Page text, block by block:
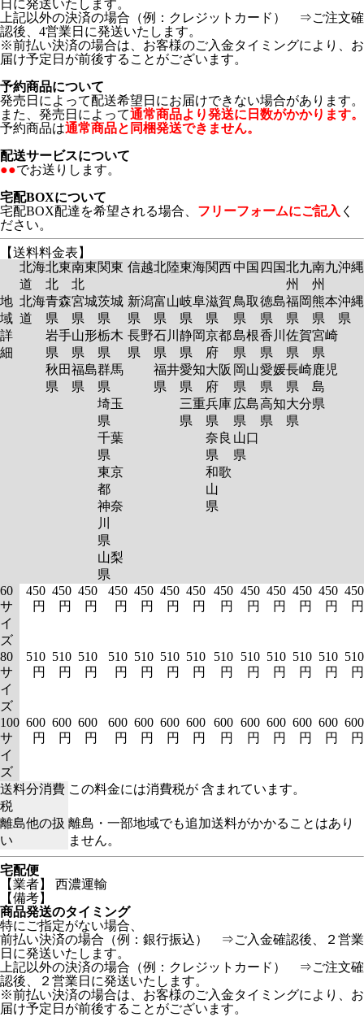
日に発送いたします。
上記以外の決済の場合（例：クレジットカード） ⇒ご注文確
認後、4営業日に発送いたします。
※前払い決済の場合は、お客様のご入金タイミングにより、お
届け予定日が前後することがございます。
予約商品について
発売日によって配送希望日にお届けできない場合があります。
また、発売日によって通常商品より発送に日数がかかります。
予約商品は通常商品と同梱発送できません。
配送サービスについて
●●でお送りします。
宅配BOXについて
宅配BOX配達を希望される場合、 フリーフォームにご記入 く
ださい。
【送料料金表】
北海
道
北東
北
南東
北
関東 信越北陸東海関西中国 四国北九
州
南九
州
沖縄
地
域
詳
細
北海
道
青森
県
岩手
県
秋田
県
宮城
県
山形
県
福島
県
茨城
県
栃木
県
群馬
県
埼玉
県
千葉
県
東京
都
神奈
川
県
山梨
県
新潟
県
長野
県
富山
県
石川
県
福井
県
岐阜
県
静岡
県
愛知
県
三重
県
滋賀
県
京都
府
大阪
府
兵庫
県
奈良
県
和歌
山
県
鳥取
県
島根
県
岡山
県
広島
県
山口
県
徳島
県
香川
県
愛媛
県
高知
県
福岡
県
佐賀
県
長崎
県
大分
県
熊本
県
宮崎
県
鹿児
島
県
沖縄
県
60
サ
イ
ズ
450
円
450
円
450
円
450
円
450
円
450
円
450
円
450
円
450
円
450
円
450
円
450
円
450
円
80
サ
イ
ズ
510
円
510
円
510
円
510
円
510
円
510
円
510
円
510
円
510
円
510
円
510
円
510
円
510
円
100
サ
イ
ズ
600
円
600
円
600
円
600
円
600
円
600
円
600
円
600
円
600
円
600
円
600
円
600
円
600
円
送料分消費
税
この料金には消費税が 含まれています。
離島他の扱
い
離島・一部地域でも追加送料がかかることはあり
ません。
宅配便
【業者】 西濃運輸
【備考】
商品発送のタイミング
特にご指定がない場合、
前払い決済の場合（例：銀行振込） ⇒ご入金確認後、２営業
日に発送いたします。
上記以外の決済の場合（例：クレジットカード） ⇒ご注文確
認後、２営業日に発送いたします。
※前払い決済の場合は、お客様のご入金タイミングにより、お
届け予定日が前後することがございます。